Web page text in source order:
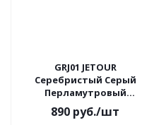
GRJ01 JETOUR
Серебристый Серый
Перламутровый
Металлик, Snow Silver.
Аэрозольный баллон.
890 руб./шт